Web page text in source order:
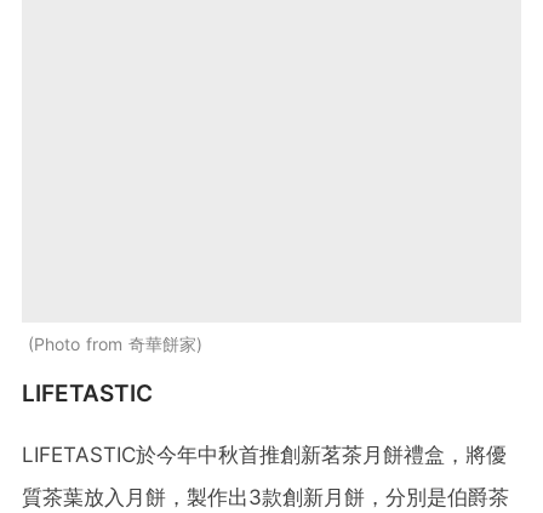
Photo from 奇華餅家
LIFETASTIC
LIFETASTIC於今年中秋首推創新茗茶月餅禮盒，將優
質茶葉放入⽉餅，製作出3款創新⽉餅，分別是伯爵茶